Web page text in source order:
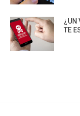
¿UN
TE